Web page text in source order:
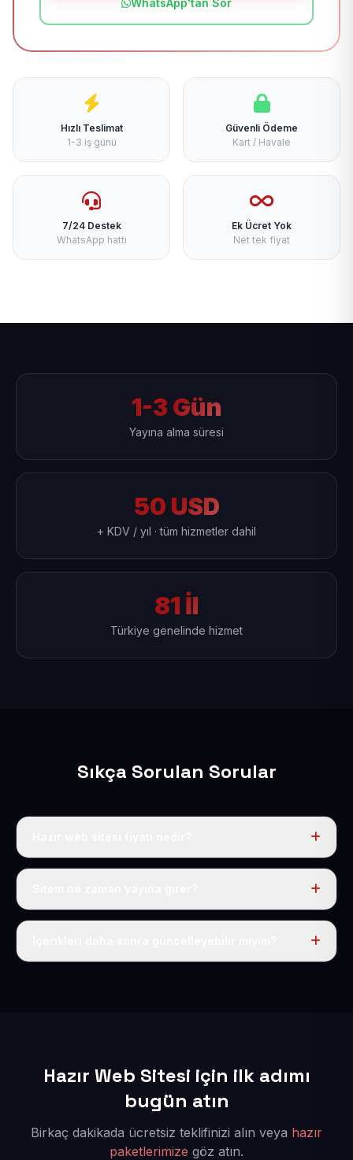
WhatsApp'tan Sor
Hızlı Teslimat
1-3 iş günü
Güvenli Ödeme
Kart / Havale
7/24 Destek
WhatsApp hattı
Ek Ücret Yok
Net tek fiyat
1-3 Gün
Yayına alma süresi
50 USD
+ KDV / yıl · tüm hizmetler dahil
81 İl
Türkiye genelinde hizmet
Sıkça Sorulan Sorular
Bütün paketler yıllık 50 USD + KDV olup alan adı,
İçerikleriniz tamamlandığında 1-3 iş günü içinde
Hazır Web Sitesi için ilk adımı
bugün atın
Birkaç dakikada ücretsiz teklifinizi alın veya hazır
paketlerimize göz atın.